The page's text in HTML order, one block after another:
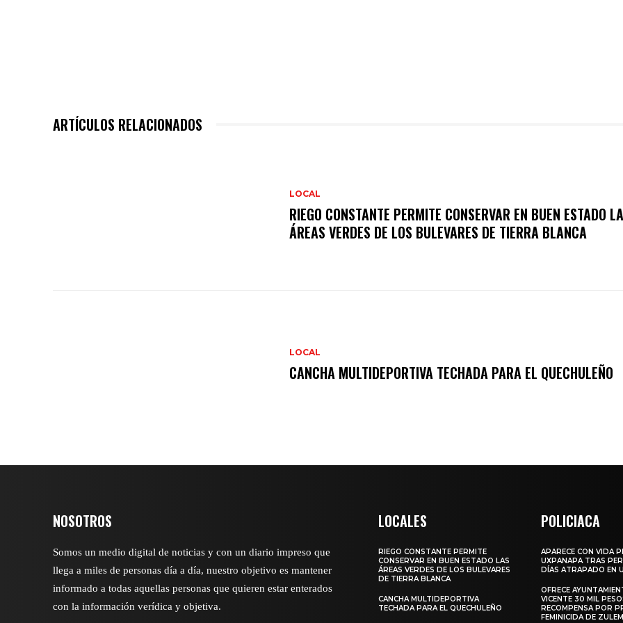
ARTÍCULOS RELACIONADOS
LOCAL
RIEGO CONSTANTE PERMITE CONSERVAR EN BUEN ESTADO
ÁREAS VERDES DE LOS BULEVARES DE TIERRA BLANCA
LOCAL
CANCHA MULTIDEPORTIVA TECHADA PARA EL QUECHULEÑO
NOSOTROS
Somos un medio digital de noticias y con un diario impreso que
llega a miles de personas día a día, nuestro objetivo es mantener
informado a todas aquellas personas que quieren estar enterados
con la información verídica y objetiva.
LOCALES
RIEGO CONSTANTE PERMITE
CONSERVAR EN BUEN ESTADO LAS
ÁREAS VERDES DE LOS BULEVARES
DE TIERRA BLANCA
CANCHA MULTIDEPORTIVA
TECHADA PARA EL QUECHULEÑO
POLICIACA
APARECE CON VIDA
UXPANAPA TRAS
DÍAS ATRAPADO EN
OFRECE
VICENTE 30 MIL
RECOMPENSA POR
FEMINICIDA DE